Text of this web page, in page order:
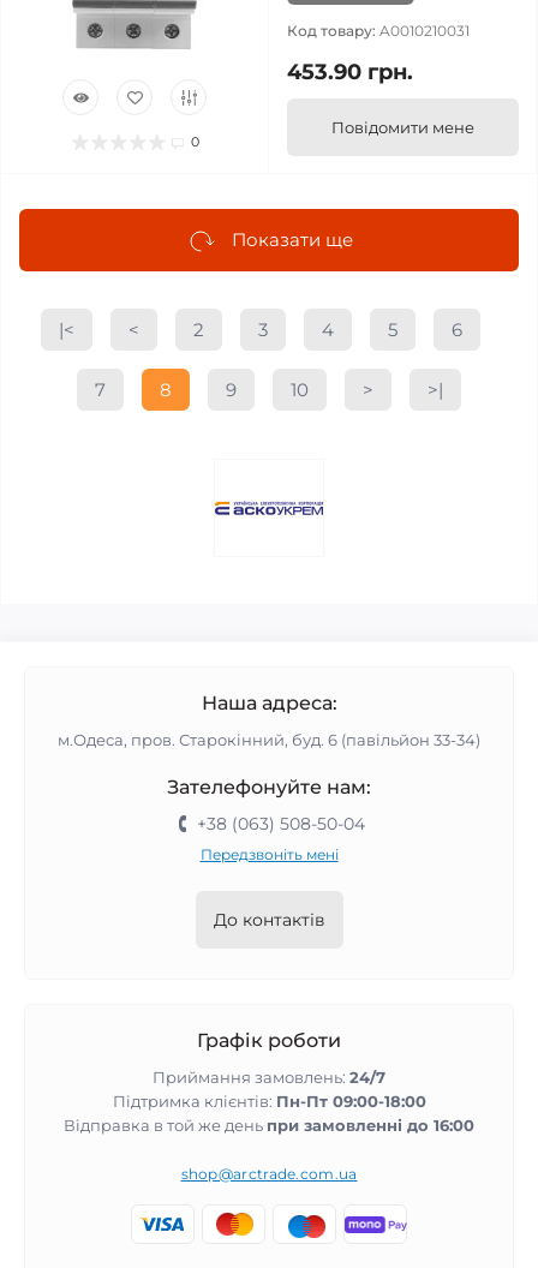
0
Код товару: A0010210031
453.90 грн.
Повідомити мене
Показати ще
|< < 2 3 4 5 6
7 8 9 10 > >|
Наша адреса:
м.Одеса, пров. Старокінний, буд. 6 (павільйон 33-34)
Зателефонуйте нам:
+38 (063) 508-50-04
Передзвоніть мені
До контактів
Графік роботи
Приймання замовлень: 24/7
Підтримка клієнтів: Пн-Пт 09:00-18:00
Відправка в той же день при замовленні до 16:00
shop@arctrade.com.ua